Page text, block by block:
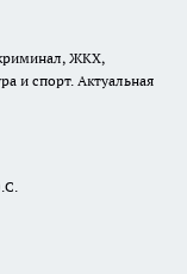
ЖКХ,
и спорт. Актуальная